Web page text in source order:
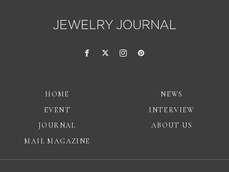
HOME
NEWS
EVENT
INTERVIEW
JOURNAL
ABOUT US
MAIL MAGAZINE